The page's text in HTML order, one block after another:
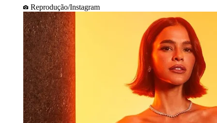
Reprodução/Instagram